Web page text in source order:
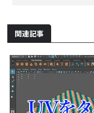
関連記事